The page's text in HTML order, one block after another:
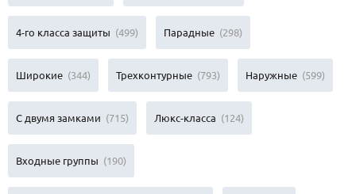
4-го класса защиты (499) Парадные (298)
Широкие (344) Трехконтурные (793) Наружные (599)
С двумя замками (715) Люкс-класса (124)
Входные группы (190)